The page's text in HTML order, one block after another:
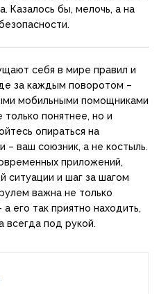
Казалось бы, мелочь, а на
себя в мире правил и
за каждым поворотом –
мобильными помощниками
только понятнее, но и
опираться на
– ваш союзник, а не костыль.
приложений,
ситуации и шаг за шагом
важна не только
его так приятно находить,
всегда под рукой.